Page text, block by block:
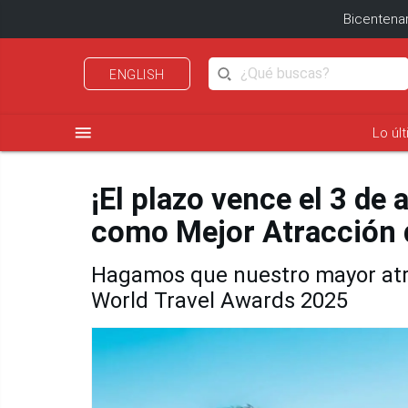
ENGLISH
menu Lo
¡El plazo vence el 3
como Mejor Atracción
Hagamos que nuestro mayor
World Travel Awards 2025